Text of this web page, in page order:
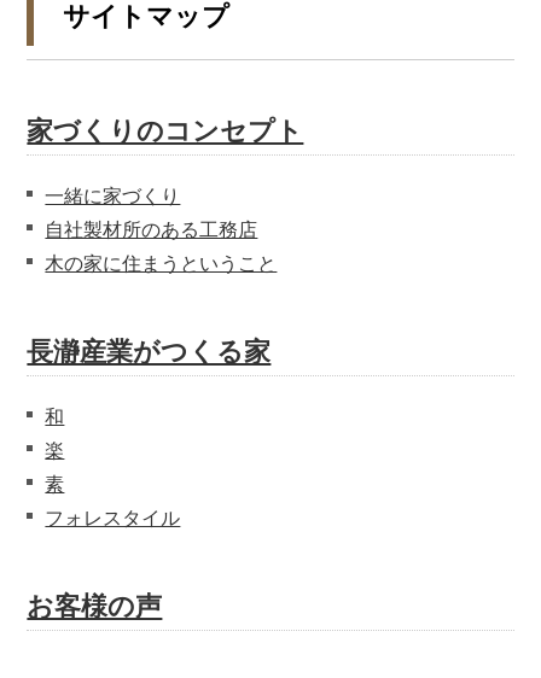
サイトマップ
家づくりのコンセプト
一緒に家づくり
自社製材所のある工務店
木の家に住まうということ
長瀞産業がつくる家
和
楽
素
フォレスタイル
お客様の声